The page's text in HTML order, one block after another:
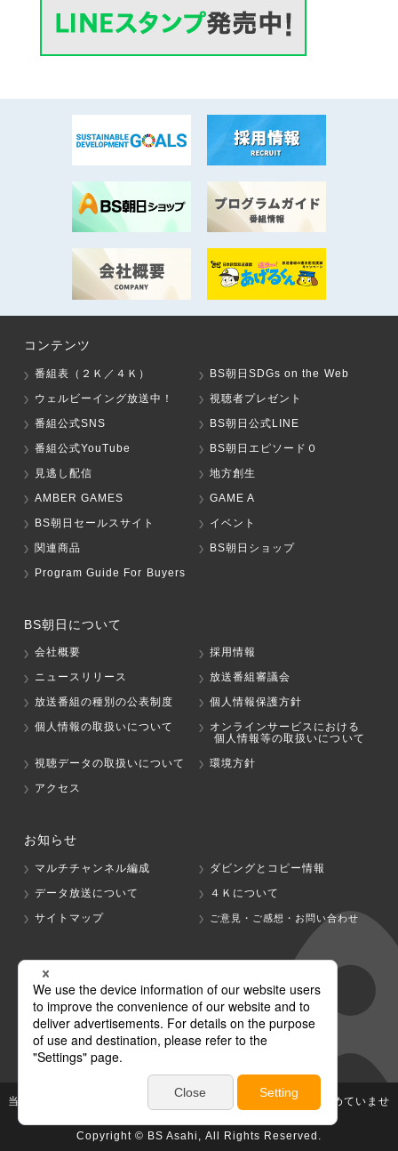
コンテンツ
番組表（２Ｋ／４Ｋ）
BS朝日SDGs on the Web
ウェルビーイング放送中！
視聴者プレゼント
番組公式SNS
BS朝日公式LINE
番組公式YouTube
BS朝日エピソード０
見逃し配信
地方創生
AMBER GAMES
GAME A
BS朝日セールスサイト
イベント
関連商品
BS朝日ショップ
Program Guide For Buyers
BS朝日について
会社概要
採用情報
ニュースリリース
放送番組審議会
放送番組の種別の公表制度
個人情報保護方針
個人情報の取扱いについて
オンラインサービスにおける
個人情報等の取扱いについて
視聴データの取扱いについて
環境方針
アクセス
お知らせ
マルチチャンネル編成
ダビングとコピー情報
データ放送について
４Ｋについて
サイトマップ
ご意見・ご感想・お問い合わせ
グループ会社
テレビ朝日 テレ朝チャンネル
当社が著作権、著作隣接権を有する放送番組等の無断利用は認めていませ
ん。
Copyright © BS Asahi, All Rights Reserved.